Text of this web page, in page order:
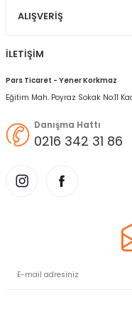
ALIŞVERIŞ
İLETİŞİM
Pars Ticaret - Yener Korkmaz
Eğitim Mah. Poyraz Sokak No:11
Danışma Hattı
0216 342 31 86